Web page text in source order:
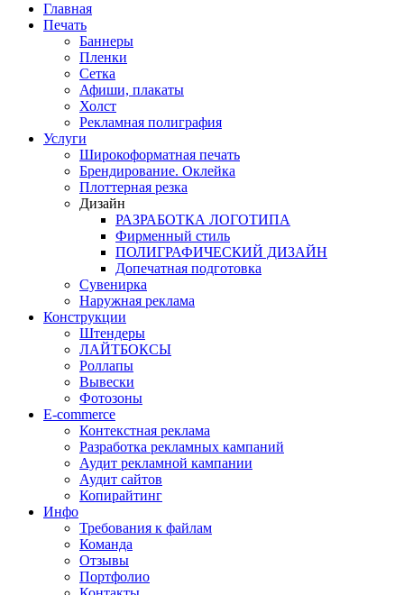
Главная
Печать
Баннеры
Пленки
Сетка
Афиши, плакаты
Холст
Рекламная полиграфия
Услуги
Широкоформатная печать
Брендирование. Оклейка
Плоттерная резка
Дизайн
РАЗРАБОТКА ЛОГОТИПА
Фирменный стиль
ПОЛИГРАФИЧЕСКИЙ ДИЗАЙН
Допечатная подготовка
Сувенирка
Наружная реклама
Конструкции
Штендеры
ЛАЙТБОКСЫ
Роллапы
Вывески
Фотозоны
E-commerce
Контекстная реклама
Разработка рекламных кампаний
Аудит рекламной кампании
Аудит сайтов
Копирайтинг
Инфо
Требования к файлам
Команда
Отзывы
Портфолио